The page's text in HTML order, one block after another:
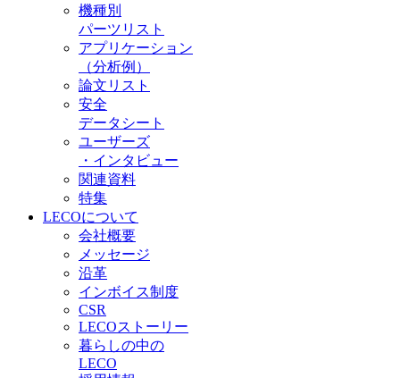
機種別
パーツリスト
アプリケーション
（分析例）
論文リスト
安全
データシート
ユーザーズ
・インタビュー
関連資料
特集
LECOについて
会社概要
メッセージ
沿革
インボイス制度
CSR
LECOストーリー
暮らしの中の
LECO